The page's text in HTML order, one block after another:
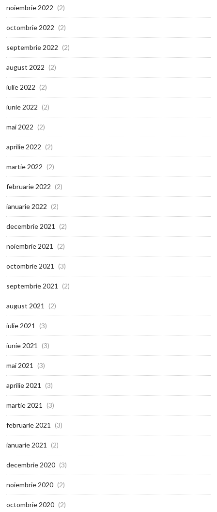
noiembrie 2022 (2)
octombrie 2022 (2)
septembrie 2022 (2)
august 2022 (2)
iulie 2022 (2)
iunie 2022 (2)
mai 2022 (2)
aprilie 2022 (2)
martie 2022 (2)
februarie 2022 (2)
ianuarie 2022 (2)
decembrie 2021 (2)
noiembrie 2021 (2)
octombrie 2021 (3)
septembrie 2021 (2)
august 2021 (2)
iulie 2021 (3)
iunie 2021 (3)
mai 2021 (3)
aprilie 2021 (3)
martie 2021 (3)
februarie 2021 (3)
ianuarie 2021 (2)
decembrie 2020 (3)
noiembrie 2020 (2)
octombrie 2020 (2)